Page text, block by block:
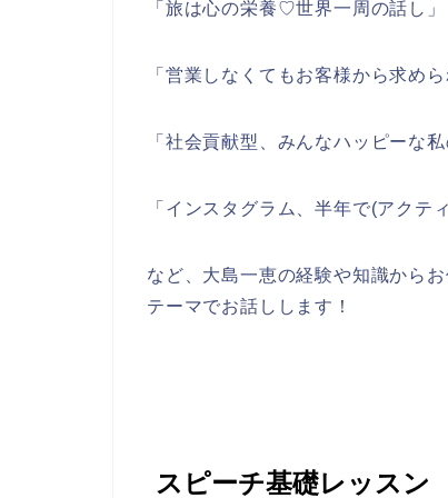
「旅は心の栄養♡世界一周の話し」
「営業しなくてもお客様から求め
「社会貢献型、みんなハッピーな私
「インスタグラム、半年で(アクテ
など、大島一恵の経験や知識から
テーマでお話しします！
スピーチ基礎レッスン